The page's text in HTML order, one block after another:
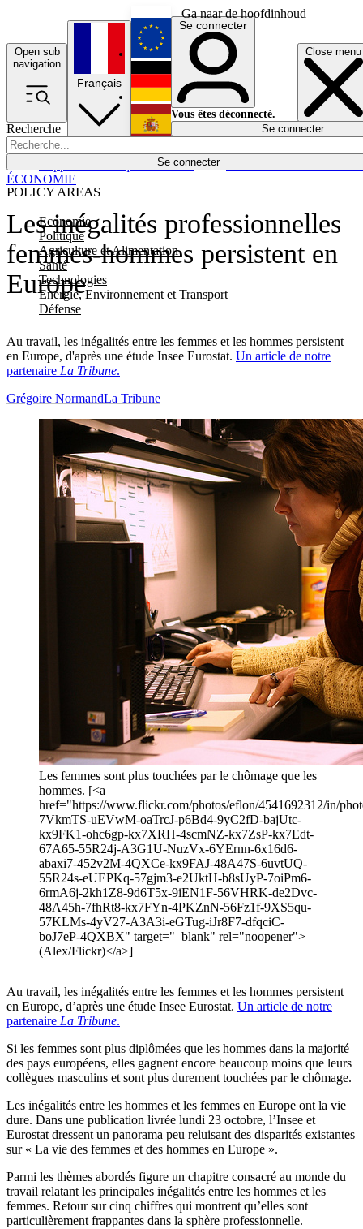
Ga naar de hoofdinhoud
Open sub
navigation
Close menu
Recherche
Se connecter
POLICY AREAS
Economie
Politique
Agriculture et Alimentation
Santé
Technologies
Energie, Environnement et Transport
Défense
Économie
Français
English
Deutsch
Español
Se connecter
Vous êtes déconnecté.
Se connecter
Les inégalités professionnelles
femmes-hommes persistent en
Europe
Au travail, les inégalités entre les femmes et les hommes persistent
en Europe, d'après une étude Insee Eurostat. Un article de notre
partenaire La Tribune.
ÉCONOMIE
Grégoire NormandLa Tribune
Les femmes sont plus touchées par le chômage que les
hommes. [<a
href="https://www.flickr.com/photos/eflon/4541692312/in/
7VkmTS-uEVwM-oaTrcJ-p6Bd4-9yC2fD-bajUtc-
kx9FK1-ohc6gp-kx7XRH-4scmNZ-kx7ZsP-kx7Edt-
67A65-55R24j-A3G1U-NuzVx-6YErnn-6x16d6-
abaxi7-452v2M-4QXCe-kx9FAJ-48A47S-6uvtUQ-
55R24s-eUEPKq-57gjm3-e2UktH-b8sUyP-7oiPm6-
6rmA6j-2kh1Z8-9d6T5x-9iEN1F-56VHRK-de2Dvc-
48A45h-7fhRt8-kx7FYn-4PKZnN-56Fz1f-9XS5qu-
57KLMs-4yV27-A3A3i-eGTug-iJr8F7-dfqciC-
boJ7eP-4QXBX" target="_blank" rel="noopener">
(Alex/Flickr)</a>]
Au travail, les inégalités entre les femmes et les hommes persistent
en Europe, d’après une étude Insee Eurostat. Un article de notre
partenaire La Tribune.
Si les femmes sont plus diplômées que les hommes dans la majorité
des pays européens, elles gagnent encore beaucoup moins que leurs
collègues masculins et sont plus durement touchées par le chômage.
Les inégalités entre les hommes et les femmes en Europe ont la vie
dure. Dans une publication livrée lundi 23 octobre, l’Insee et
Eurostat dressent un panorama peu reluisant des disparités existantes
sur « La vie des femmes et des hommes en Europe ».
Parmi les thèmes abordés figure un chapitre consacré au monde du
travail relatant les principales inégalités entre les hommes et les
femmes. Retour sur cinq chiffres qui montrent qu’elles sont
particulièrement frappantes dans la sphère professionnelle.